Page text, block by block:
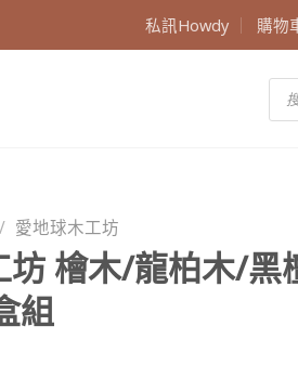
私訊Howdy 購物
/ 愛地球木工坊
坊 檜木/龍柏木/黑
組